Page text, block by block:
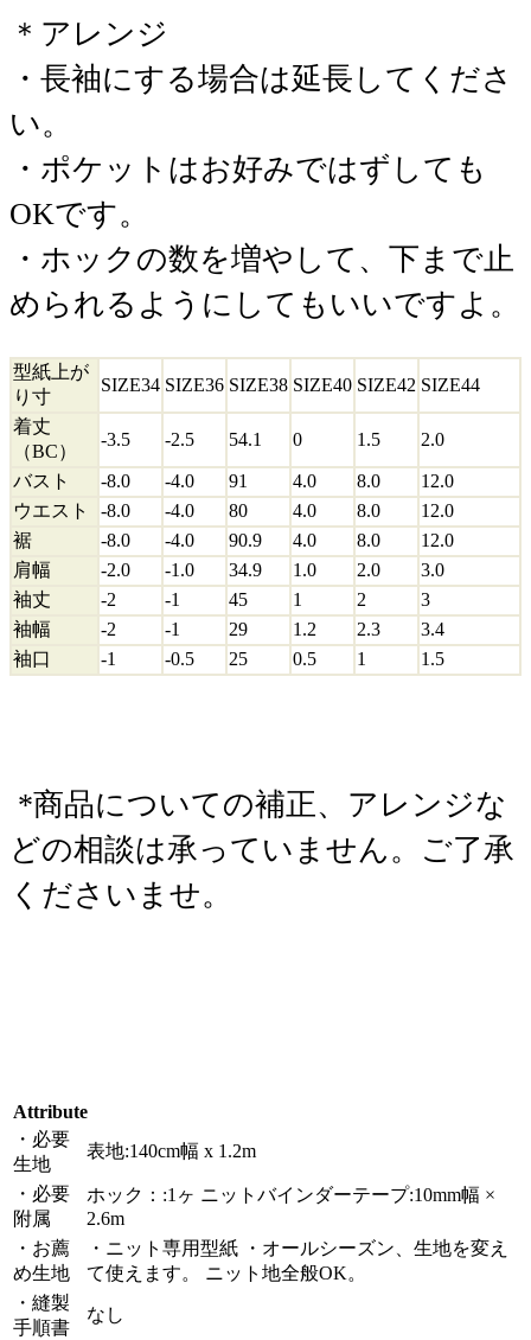
＊アレンジ
・長袖にする場合は延長してくださ
い。
・ポケットはお好みではずしても
OKです。
・ホックの数を増やして、下まで止
められるようにしてもいいですよ。
型紙上が
り寸
SIZE34 SIZE36 SIZE38 SIZE40 SIZE42 SIZE44
着丈
（BC）
-3.5 -2.5 54.1 0 1.5 2.0
バスト -8.0 -4.0 91 4.0 8.0
12.0
ウエスト
-8.0 -4.0 80 4.0 8.0
12.0
裾
-8.0 -4.0 90.9 4.0 8.0
12.0
肩幅
-2.0 -1.0 34.9 1.0 2.0
3.0
袖丈
-2 -1 45 1 2
3
袖幅
-2 -1 29 1.2 2.3
3.4
袖口
-1 -0.5 25 0.5 1 1.5
*商品についての補正、アレンジな
どの相談は承っていません。ご了承
くださいませ。
Attribute
・必要
生地
表地:140cm幅 x 1.2m
・必要
附属
ホック：:1ヶ ニットバインダーテープ:10mm幅 ×
2.6m
・お薦
め生地
・ニット専用型紙 ・オールシーズン、生地を変え
て使えます。 ニット地全般OK。
・縫製
手順書
なし